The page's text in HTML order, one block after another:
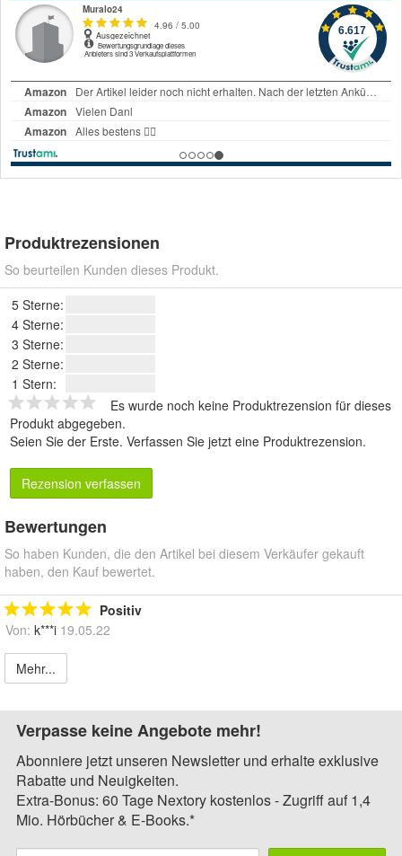
Produktrezensionen
So beurteilen Kunden dieses Produkt.
5 Sterne:
4 Sterne:
3 Sterne:
2 Sterne:
1 Stern:
Es wurde noch keine Produktrezension für dieses
Produkt abgegeben.
Seien Sie der Erste. Verfassen Sie jetzt eine Produktrezension.
Rezension verfassen
Bewertungen
So haben Kunden, die den Artikel bei diesem Verkäufer gekauft
haben, den Kauf bewertet.
Positiv
Von: k***i 19.05.22
Mehr...
Verpasse keine Angebote mehr!
Abonniere jetzt unseren Newsletter und erhalte exklusive
Rabatte und Neuigkeiten.
Extra-Bonus: 60 Tage Nextory kostenlos - Zugriff auf 1,4
Mio. Hörbücher & E-Books.*